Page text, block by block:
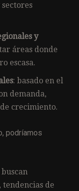
y
áreas donde
escasa.
: basado en el
demanda,
crecimiento.
podríamos
buscan
de